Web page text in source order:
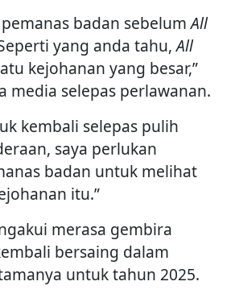
badan sebelumAll
yang anda tahu,All
kejohanan yang besar,”
media selepas perlawanan.
kembali selepas pulih
saya perlukan
badan untuk melihat
itu.”
merasa gembira
bersaing dalam
untuk tahun 2025.